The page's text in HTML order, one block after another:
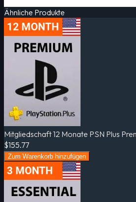
Ähnliche Produkte
Mitgliedschaft 12 Monate PSN Plus
$155.77
Zum Warenkorb hinzufügen